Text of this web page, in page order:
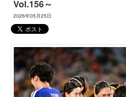
Vol.156～
2026年05月25日